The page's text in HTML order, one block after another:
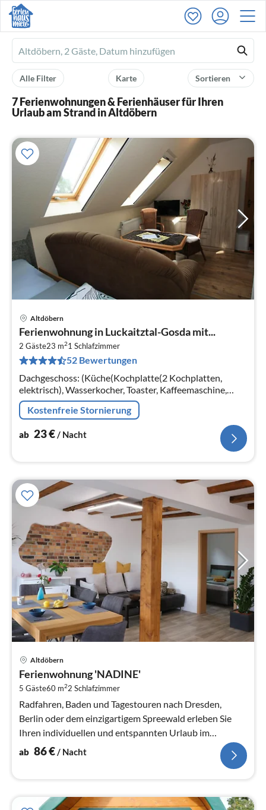
Ferienhausmiete
logo
Sortieren
Karte
Alle Filter
7 Ferienwohnungen & Ferienhäuser für Ihren
Urlaub am Strand in Altdöbern
Altdöbern
Ferienwohnung in Luckaitztal-Gosda mit...
2 Gäste23 m21 Schlafzimmer
52 Bewertungen
Dachgeschoss: (Küche(Kochplatte(2 Kochplatten,
elektrisch), Wasserkocher, Toaster, Kaffeemaschine,
Kühlschrank)) Wohn-/Schlafzimmer(Doppelbett,
TV(Satellit), Radio)
Kostenfreie Stornierung
ab 23€/ Nacht
Altdöbern
Ferienwohnung 'NADINE'
5 Gäste60 m22 Schlafzimmer
Radfahren, Baden und Tagestouren nach Dresden,
Berlin oder dem einzigartigem Spreewald erleben Sie
Ihren individuellen und entspannten Urlaub im
Lausitzer Seenland.
ab 86€/ Nacht